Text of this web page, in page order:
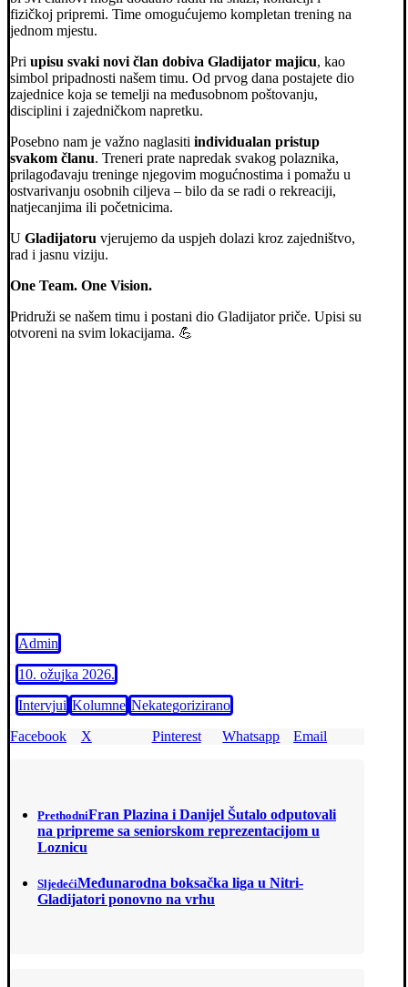
fizičkoj pripremi. Time omogućujemo kompletan trening na
jednom mjestu.
Pri upisu svaki novi član dobiva Gladijator majicu, kao
simbol pripadnosti našem timu. Od prvog dana postajete dio
zajednice koja se temelji na međusobnom poštovanju,
disciplini i zajedničkom napretku.
Posebno nam je važno naglasiti individualan pristup
svakom članu. Treneri prate napredak svakog polaznika,
prilagođavaju treninge njegovim mogućnostima i pomažu u
ostvarivanju osobnih ciljeva – bilo da se radi o rekreaciji,
natjecanjima ili početnicima.
U Gladijatoru vjerujemo da uspjeh dolazi kroz zajedništvo,
rad i jasnu viziju.
One Team. One Vision.
Pridruži se našem timu i postani dio Gladijator priče. Upisi su
otvoreni na svim lokacijama. 💪
Admin
10. ožujka 2026.
Intervjui Kolumne Nekategorizirano
Facebook
X Pinterest Whatsapp Email
PrethodniFran Plazina i Danijel Šutalo odputovali
na pripreme sa seniorskom reprezentacijom u
Loznicu
SljedećiMeđunarodna boksačka liga u Nitri-
Gladijatori ponovno na vrhu